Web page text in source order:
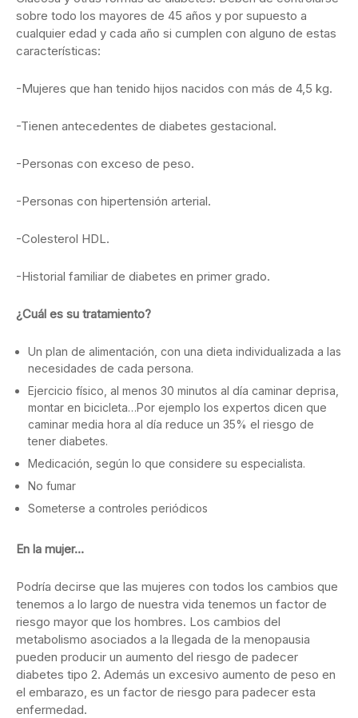
sobre todo los mayores de 45 años y por supuesto a
cualquier edad y cada año si cumplen con alguno de estas
características:
-Mujeres que han tenido hijos nacidos con más de 4,5 kg.
-Tienen antecedentes de diabetes gestacional.
-Personas con exceso de peso.
-Personas con hipertensión arterial.
-Colesterol HDL.
-Historial familiar de diabetes en primer grado.
¿Cuál es su tratamiento?
Un plan de alimentación, con una dieta individualizada a las
necesidades de cada persona.
Ejercicio físico, al menos 30 minutos al día caminar deprisa,
montar en bicicleta…Por ejemplo los expertos dicen que
caminar media hora al día reduce un 35% el riesgo de
tener diabetes.
Medicación, según lo que considere su especialista.
No fumar
Someterse a controles periódicos
En la mujer…
Podría decirse que las mujeres con todos los cambios que
tenemos a lo largo de nuestra vida tenemos un factor de
riesgo mayor que los hombres. Los cambios del
metabolismo asociados a la llegada de la menopausia
pueden producir un aumento del riesgo de padecer
diabetes tipo 2. Además un excesivo aumento de peso en
el embarazo, es un factor de riesgo para padecer esta
enfermedad.